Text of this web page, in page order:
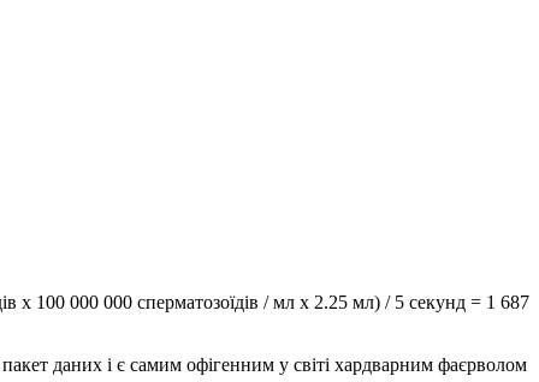
x 100 000 000 сперматозоїдів / мл x 2.25 мл) / 5 секунд = 1 687
даних і є самим офігенним у світі хардварним фаєрволом